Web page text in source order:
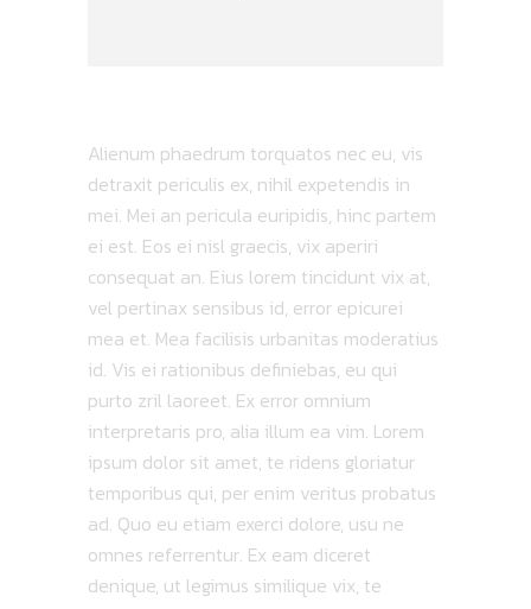
Alienum phaedrum torquatos nec eu, vis
detraxit periculis ex, nihil expetendis in
mei. Mei an pericula euripidis, hinc partem
ei est. Eos ei nisl graecis, vix aperiri
consequat an. Eius lorem tincidunt vix at,
vel pertinax sensibus id, error epicurei
mea et. Mea facilisis urbanitas moderatius
id. Vis ei rationibus definiebas, eu qui
purto zril laoreet. Ex error omnium
interpretaris pro, alia illum ea vim. Lorem
ipsum dolor sit amet, te ridens gloriatur
temporibus qui, per enim veritus probatus
ad. Quo eu etiam exerci dolore, usu ne
omnes referrentur. Ex eam diceret
denique, ut legimus similique vix, te